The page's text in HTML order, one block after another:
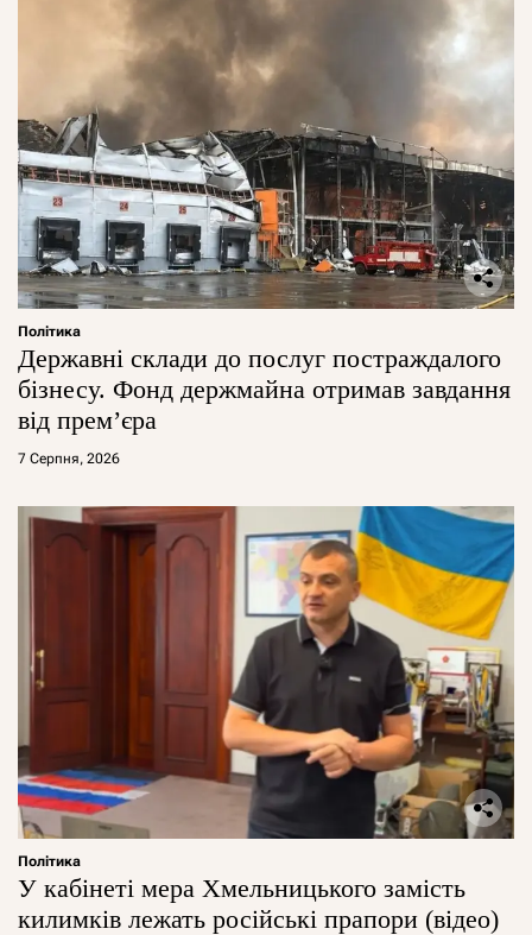
Політика
Державні склади до послуг постраждалого
бізнесу. Фонд держмайна отримав завдання
від прем’єра
7 Серпня, 2026
Політика
У кабінеті мера Хмельницького замість
килимків лежать російські прапори (відео)